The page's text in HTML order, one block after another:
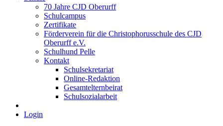
70 Jahre CJD Oberurff
Schulcampus
Zertifikate
Förderverein für die Christophorusschule des CJD
Oberurff e.V.
Schulhund Pelle
Kontakt
Schulsekretariat
Online-Redaktion
Gesamtelternbeirat
Schulsozialarbeit
Login